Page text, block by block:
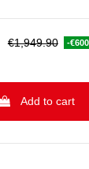
€1,949.90 -
Add to cart